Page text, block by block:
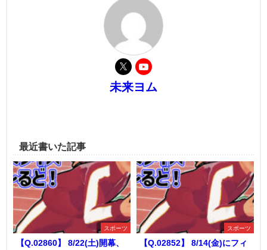
未来ヨム
最近書いた記事
スポーツ
【Q.02860】 8/22(土)開幕、
スポーツ
【Q.02852】 8/14(金)にフィ